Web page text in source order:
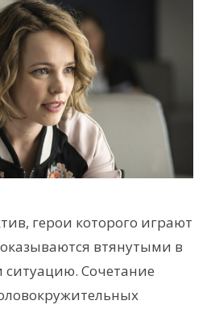
герои которого играют
втянутыми в
Сочетание